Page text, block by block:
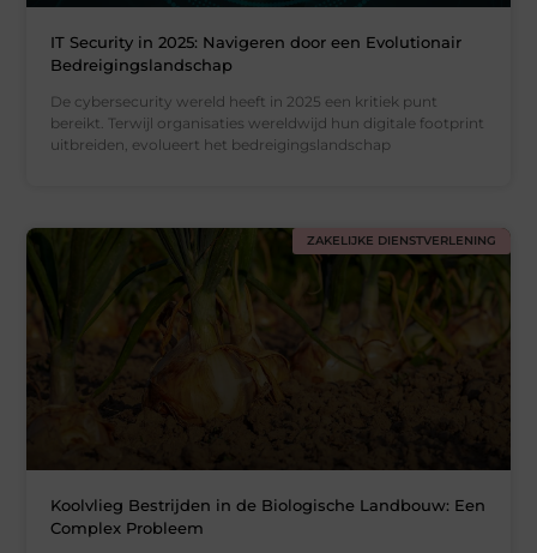
IT Security in 2025: Navigeren door een Evolutionair
Bedreigingslandschap
De cybersecurity wereld heeft in 2025 een kritiek punt
bereikt. Terwijl organisaties wereldwijd hun digitale footprint
uitbreiden, evolueert het bedreigingslandschap
ZAKELIJKE DIENSTVERLENING
Koolvlieg Bestrijden in de Biologische Landbouw: Een
Complex Probleem